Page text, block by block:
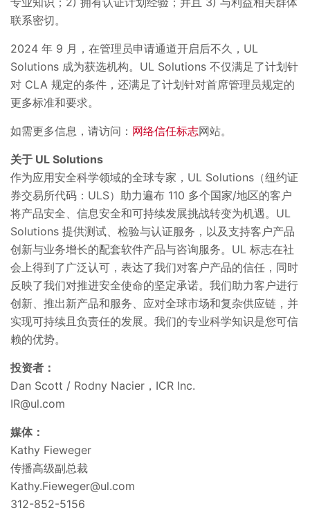
联系密切。
2024 年 9 月，在管理员申请通道开启后不久，UL
Solutions 成为获选机构。UL Solutions 不仅满足了计划针
对 CLA 规定的条件，还满足了计划针对首席管理员规定的
更多标准和要求。
如需更多信息，请访问： 网络信任标志网站。
关于 UL Solutions
作为应用安全科学领域的全球专家，UL Solutions（纽约证
券交易所代码：ULS）助力遍布 110 多个国家/地区的客户
将产品安全、信息安全和可持续发展挑战转变为机遇。UL
Solutions 提供测试、检验与认证服务，以及支持客户产品
创新与业务增长的配套软件产品与咨询服务。UL 标志在社
会上得到了广泛认可，表达了我们对客户产品的信任，同时
反映了我们对推进安全使命的坚定承诺。我们助力客户进行
创新、推出新产品和服务、应对全球市场和复杂供应链，并
实现可持续且负责任的发展。我们的专业科学知识是您可信
赖的优势。
投资者：
Dan Scott / Rodny Nacier，ICR Inc.
IR@ul.com
媒体：
Kathy Fieweger
传播高级副总裁
Kathy.Fieweger@ul.com
312-852-5156